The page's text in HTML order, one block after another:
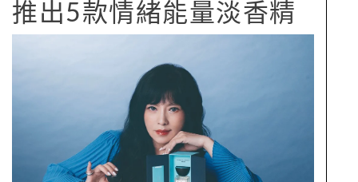
推出5款情緒能量淡香精